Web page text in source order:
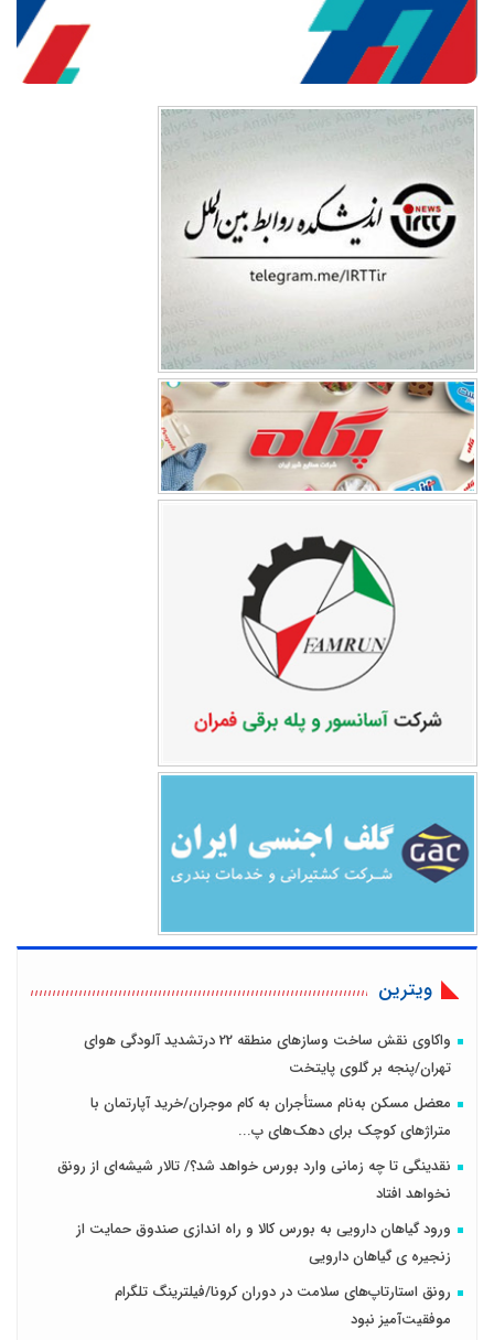
ویترین
واکاوی نقش ساخت وسازهای منطقه 22 درتشدید آلودگی هوای
تهران/پنجه بر گلوی پایتخت
معضل مسکن به‌نام مستأجران به کام موجران/خرید آپارتمان با
متراژهای کوچک برای دهک‌های پ...
نقدینگی تا چه زمانی وارد بورس خواهد شد؟/ تالار شیشه‌ای از رونق
نخواهد افتاد
ورود گیاهان دارویی به بورس کالا و راه اندازی صندوق حمایت از
زنجیره ی گیاهان دارویی
رونق استارتاپ‌های سلامت در دوران کرونا/فیلترینگ تلگرام
موفقیت‌آمیز نبود